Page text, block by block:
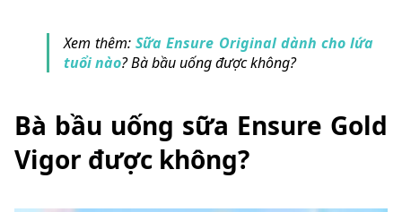
Xem thêm:Sữa Ensure Original dành cho lứa
tuổi nào? Bà bầu uống được không?
Bà bầu uống sữa Ensure Gold
Vigor được không?